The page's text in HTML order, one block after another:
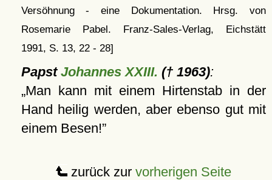
Versöhnung - eine Dokumentation. Hrsg. von
Rosemarie Pabel. Franz-Sales-Verlag, Eichstätt
1991, S. 13, 22 - 28]
Papst Johannes XXIII. († 1963):
Man kann mit einem Hirtenstab in der
Hand heilig werden, aber ebenso gut mit
einem Besen!
zurück zurvorherigen Seite